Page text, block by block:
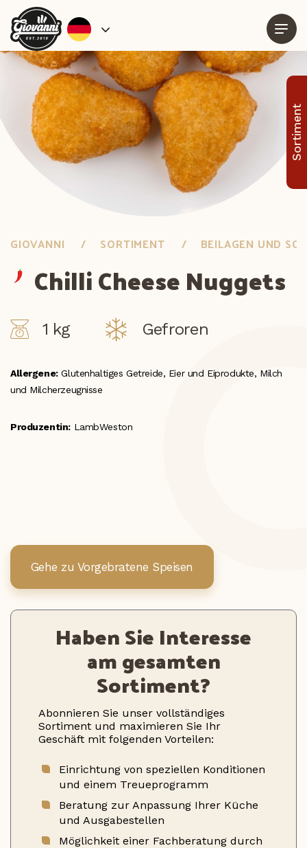
Sortiment
GIOVANNI SORTIMENT BEILAGEN UND
Chilli Cheese Nuggets
1 kg Gefroren
Allergene:Glutenhaltiges Getreide, Eier und Eiprodukte, Milch
und Milcherzeugnisse
Produzentin:LambWeston
Gehe zu Vorgebratene Speisen
Haben Sie Interesse
am gesamten
Sortiment?
Abonnieren Sie unser vollständiges
Sortiment und maximieren Sie Ihr
Geschäft mit folgenden Vorteilen:
Einrichtung von speziellen Konditionen
und einem Treueprogramm
Beratung zur Anpassung Ihrer Küche
und Ausgabestellen
Möglichkeit einer Fachberatung durch